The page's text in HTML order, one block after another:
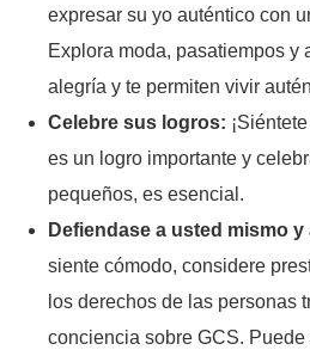
expresar su yo auténtico con
Explora moda, pasatiempos y
alegría y te permiten vivir
Celebre sus logros:
es un logro importante y
pequeños, es esencial.
Defiendase a usted mismo
siente cómodo, considere
los derechos de las personas
conciencia sobre GCS.